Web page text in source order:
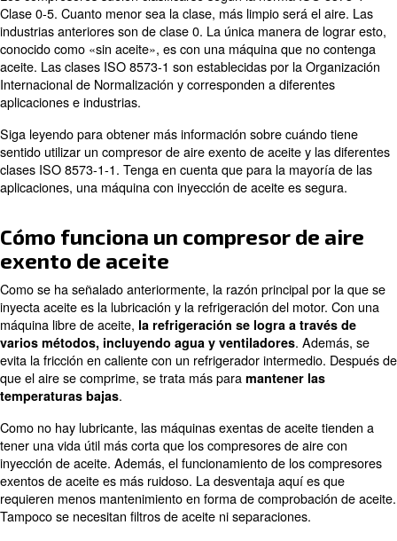
Cuando funciona un compresor de aire, la humedad se
forma de vapor de agua. Puede contener
y trazas de aceite. Si opta por una máquina exenta de
eliminará la última y producirá un aire más limpio.
mencionar que aunque un secador y una filtración
estos contaminantes, no eliminan todas las gotas de
donde es eficaz un compresor exento de aceite.
Los compresores suelen clasificarse según la norma
industrias anteriores son de clase 0. La única manera
conocido como «sin aceite», es con una máquina que
aceite. Las clases ISO 8573-1 son establecidas por la
Internacional de Normalización y corresponden a
aplicaciones e industrias.
Siga leyendo para obtener más información sobre
sentido utilizar un compresor de aire exento de aceite y
clases ISO 8573-1-1. Tenga en cuenta que para la
aplicaciones, una máquina con inyección de aceite es
Cómo funciona un compresor
exento de aceite